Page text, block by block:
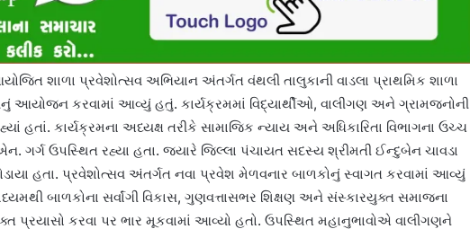
શાળા પ્રવેશોત્સવ અભિયાન અંતર્ગત વંથલી તાલુકાની વાડલા પ્રાથમિક શાળા
આયોજન કરવામાં આવ્યું હતું. કાર્યક્રમમાં વિદ્યાર્થીઓ, વાલીગણ અને ગ્રામજનોની
હતાં. કાર્યક્રમના અધ્યક્ષ તરીકે સામાજિક ન્યાય અને અધિકારિતા વિભાગના ઉચ્ચ
ગર્ગ ઉપસ્થિત રહ્યા હતા. જ્યારે જિલ્લા પંચાયત સદસ્ય શ્રીમતી ઈન્દુબેન ચાવડા
હતા. પ્રવેશોત્સવ અંતર્ગત નવા પ્રવેશ મેળવનાર બાળકોનું સ્વાગત કરવામાં આવ્યું
બાળકોના સર્વાંગી વિકાસ, ગુણવત્તાસભર શિક્ષણ અને સંસ્કારયુક્ત સમાજના
પ્રયાસો કરવા પર ભાર મૂકવામાં આવ્યો હતો. ઉપસ્થિત મહાનુભાવોએ વાલીગણને